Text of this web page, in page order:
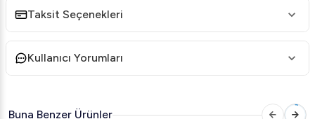
Dayanıklı Yapı : Uzun ömürlü malzemelerden
üretilmiştir.
zahmetsizdir.
Taksit Seçenekleri
Kullanıcı Yorumları
Buna Benzer Ürünler